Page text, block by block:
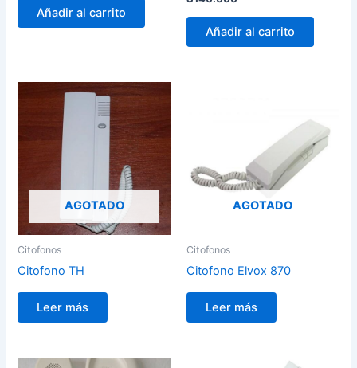
Añadir al carrito
Añadir al carrito
AGOTADO
Citofonos
Citofono TH
Leer más
AGOTADO
Citofonos
Citofono Elvox 870
Leer más